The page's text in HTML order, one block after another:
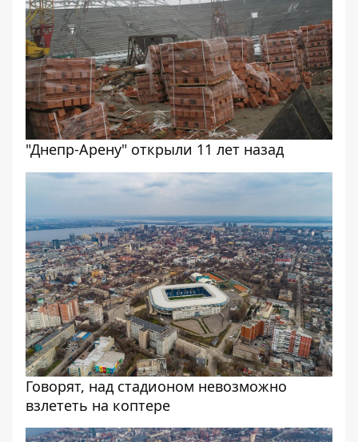
"Днепр-Арену" открыли 11 лет назад
Говорят, над стадионом невозможно
взлететь на коптере